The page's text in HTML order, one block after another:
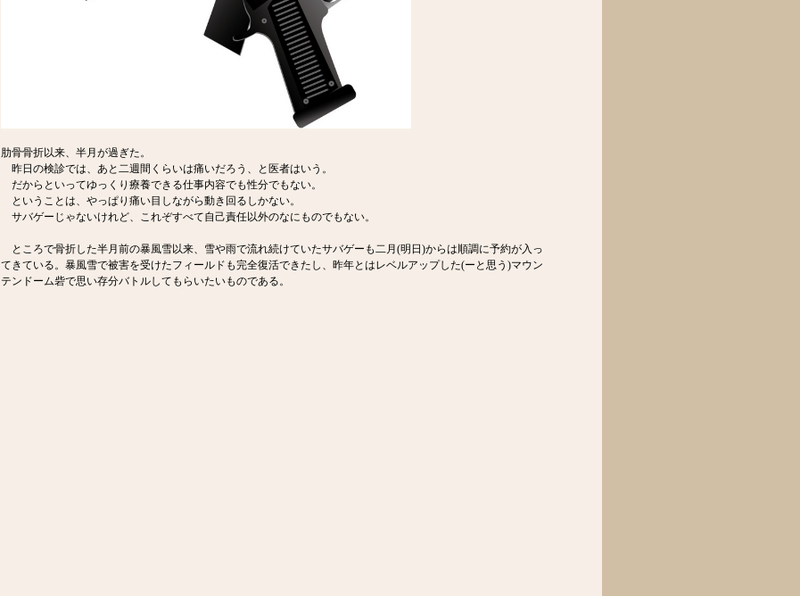
肋骨骨折以来、半月が過ぎた。
昨日の検診では、あと二週間くらいは痛いだろう、と医者はいう。
だからといってゆっくり療養できる仕事内容でも性分でもない。
ということは、やっぱり痛い目しながら動き回るしかない。
サバゲーじゃないけれど、これぞすべて自己責任以外のなにものでもない。
ところで骨折した半月前の暴風雪以来、雪や雨で流れ続けていたサバゲーも二月(明日)からは順調に予約が入っ
てきている。暴風雪で被害を受けたフィールドも完全復活できたし、昨年とはレベルアップした(ーと思う)マウン
テンドーム砦で思い存分バトルしてもらいたいものである。